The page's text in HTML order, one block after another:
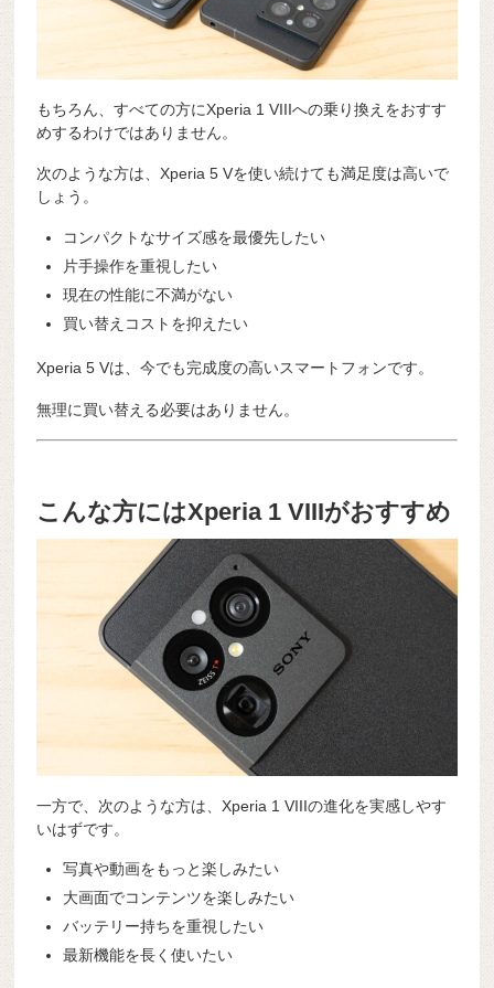
もちろん、すべての方にXperia 1 VIIIへの乗り換えをおすす
めするわけではありません。
次のような方は、Xperia 5 Vを使い続けても満足度は高いで
しょう。
コンパクトなサイズ感を最優先したい
片手操作を重視したい
現在の性能に不満がない
買い替えコストを抑えたい
Xperia 5 Vは、今でも完成度の高いスマートフォンです。
無理に買い替える必要はありません。
こんな方にはXperia 1 VIIIがおすすめ
一方で、次のような方は、Xperia 1 VIIIの進化を実感しやす
いはずです。
写真や動画をもっと楽しみたい
大画面でコンテンツを楽しみたい
バッテリー持ちを重視したい
最新機能を長く使いたい